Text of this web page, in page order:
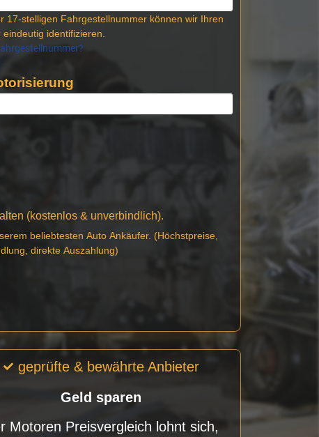
17-stelligen Fahrgestellnummer können wir Ihren
identifizieren.
(kostenlos & unverbindlich).
beliebtesten Auto Ankäufer. (Höchstpreise,
direkte Auszahlung)
geprüfte & bewährte Anbieter
Geld sparen
Motoren Preisvergleich lohnt sich,